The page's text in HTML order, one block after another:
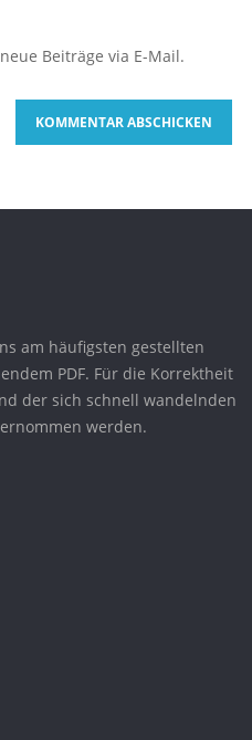
Beiträge via E-Mail.
am häufigsten gestellten
PDF. Für die Korrektheit
der sich schnell wandelnden
werden.